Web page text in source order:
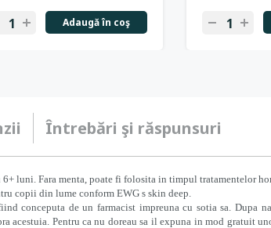
Adaugă în coş
+ +
-
Întrebări şi răspunsuri
luni. Fara menta, poate fi folosita in timpul tratamentelor
copii din lume conform EWG s skin deep.
conceputa de un farmacist impreuna cu sotia sa. Dupa
acestuia. Pentru ca nu doreau sa il expuna in mod gratuit